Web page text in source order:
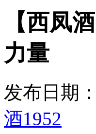
【西凤
力量
发布日期
酒1952